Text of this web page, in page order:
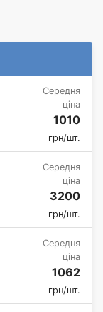
Середня
ціна
1010
грн/шт.
Середня
ціна
3200
грн/шт.
Середня
ціна
1062
грн/шт.